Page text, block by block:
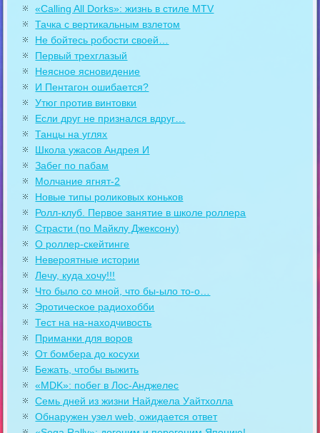
«Calling All Dorks»: жизнь в стиле MTV
Тачка с вертикальным взлетом
Не бойтесь робости своей…
Первый трехглазый
Неясное ясновидение
И Пентагон ошибается?
Утюг против винтовки
Если друг не признался вдруг…
Танцы на углях
Школа ужасов Андрея И
Забег по пабам
Молчание ягнят-2
Новые типы роликовых коньков
Ролл-клуб. Первое занятие в школе роллера
Страсти (по Майклу Джексону)
О роллер-скейтинге
Невероятные истории
Лечу, куда хочу!!!
Что было со мной, что бы-ыло то-о…
Эротическое радиохобби
Тест на на-находчивость
Приманки для воров
От бомбера до косухи
Бежать, чтобы выжить
«MDK»: побег в Лос-Анджелес
Семь дней из жизни Найджела Уайтхолла
Обнаружен узел web, ожидается ответ